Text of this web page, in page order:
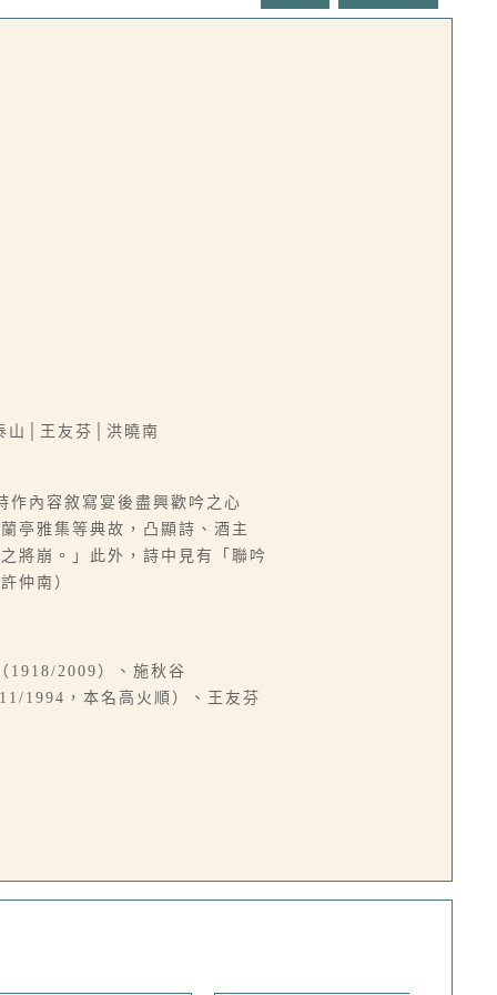
山│王友芬│洪曉南
作內容敘寫宴後盡興歡吟之心
亭雅集等典故，凸顯詩、酒主
將崩。」此外，詩中見有「聯吟
仲南）
1918/2009）、施秋谷
1994，本名高火順）、王友芬